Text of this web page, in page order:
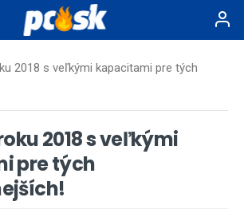
2018 s veľkými kapacitami pre tých
2018 s veľkými
pre tých